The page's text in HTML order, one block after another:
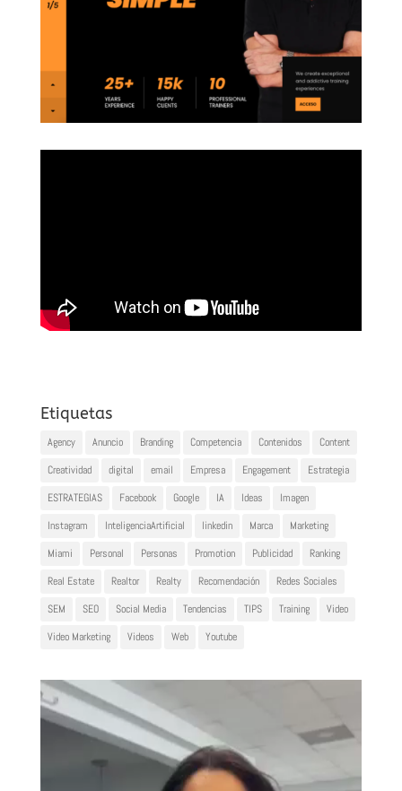
Etiquetas
Agency Anuncio Branding Competencia Contenidos
Content
Creatividad
digital email Empresa Engagement
Estrategia
ESTRATEGIAS
Facebook Google IA Ideas
Imagen
Instagram
InteligenciaArtificial linkedin Marca
Marketing
Miami
Personal Personas Promotion Publicidad
Ranking
Real Estate
Realtor Realty Recomendación
Redes Sociales
SEM
SEO Social Media Tendencias TIPS Training
Video
Video Marketing
Videos Web Youtube
Reproductor
de
vídeo